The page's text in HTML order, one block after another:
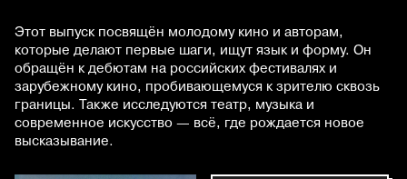
Этот выпуск посвящён молодому кино и авторам,
которые делают первые шаги, ищут язык и форму. Он
обращён к дебютам на российских фестивалях и
зарубежному кино, пробивающемуся к зрителю сквозь
границы. Также исследуются театр, музыка и
современное искусство — всё, где рождается новое
высказывание.